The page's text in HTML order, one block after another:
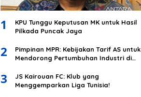
1
KPU Tunggu Keputusan MK untuk Hasil
Pilkada Puncak Jaya
2
Pimpinan MPR: Kebijakan Tarif AS untuk
Mendorong Pertumbuhan Industri di
3
JS Kairouan FC: Klub yang
Menggemparkan Liga Tunisia!